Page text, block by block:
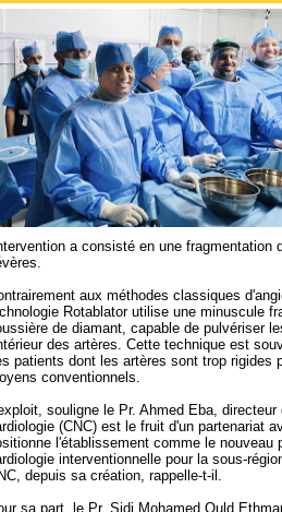
a consisté en une fragmentation
aux méthodes classiques
Rotablator utilise une minuscule
de diamant, capable de pulvériser
des artères. Cette technique est
patients dont les artères sont trop rigides
conventionnels.
souligne le Pr. Ahmed Eba,
(CNC) est le fruit d'un partenariat
l'établissement comme le nouveau
interventionnelle pour la sous-
depuis sa création, rappelle-t-il.
sa part, le Pr. Sidi Mohamed Ould